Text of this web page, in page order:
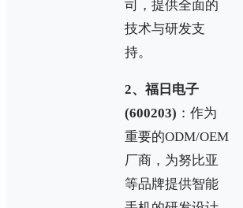
司，提供全面的
技术与研发支
持。
2、福日电子
(600203) ：作为
重要的ODM/OEM
厂商，为努比亚
等品牌提供智能